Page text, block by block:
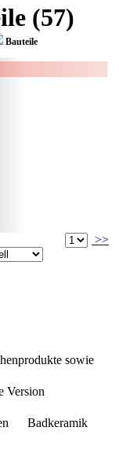
(57)
Bauteile
>>
sowie
Badkeramik